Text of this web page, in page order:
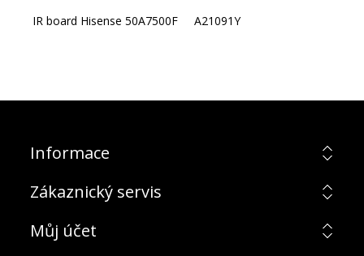
IR board Hisense 50A7500F A21091Y
Informace
Zákaznický servis
Můj účet